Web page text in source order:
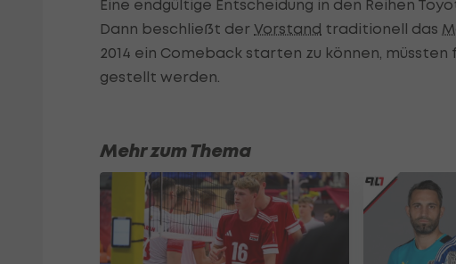
Eine endgültige Entscheidung in den Reihen
Dann beschließt der Vorstand traditionell das
2014 ein Comeback starten zu können,
gestellt werden.
Mehr zum Thema